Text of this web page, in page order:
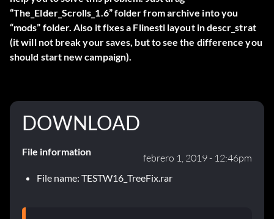
“The_Elder_Scrolls_1.6” folder from archive into you
“mods” folder. Also it fixes a Flinesti layout in descr_strat
(it will not break your saves, but to see the difference you
should start new campaign).
DOWNLOAD
File information
febrero 1, 2019 - 12:46pm
File name: TESTW16_TreeFix.rar